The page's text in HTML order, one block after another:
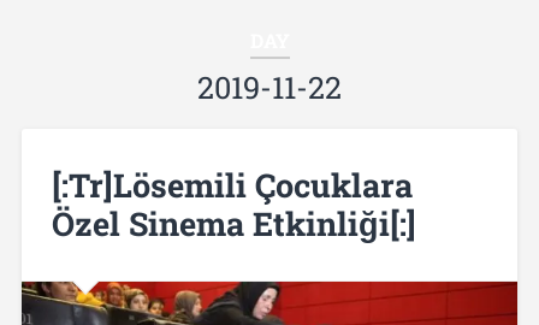
2019-11-22
[:tr]Lösemili Çocuklara
Özel Sinema Etkinliği[:]